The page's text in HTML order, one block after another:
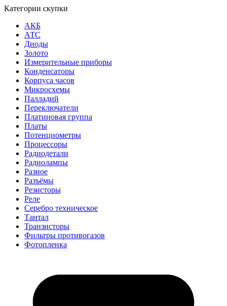
Категории скупки
АКБ
АТС
Диоды
Золото
Измерительные приборы
Конденсаторы
Корпуса часов
Микросхемы
Палладий
Переключатели
Платиновая группа
Платы
Потенциометры
Процессоры
Радиодетали
Радиолампы
Разное
Разъёмы
Резисторы
Реле
Серебро техническое
Тантал
Транзисторы
Фильтры противогазов
Фотопленка